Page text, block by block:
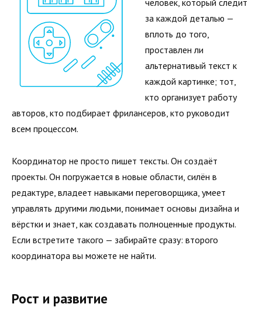
человек, который следит
за каждой деталью —
вплоть до того,
проставлен ли
альтернативый текст к
каждой картинке; тот,
кто организует работу
авторов, кто подбирает фрилансеров, кто руководит
всем процессом.
Координатор не просто пишет тексты. Он создаёт
проекты. Он погружается в новые области, силён в
редактуре, владеет навыками переговорщика, умеет
управлять другими людьми, понимает основы дизайна и
вёрстки и знает, как создавать полноценные продукты.
Если встретите такого — забирайте сразу: второго
координатора вы можете не найти.
Рост и развитие